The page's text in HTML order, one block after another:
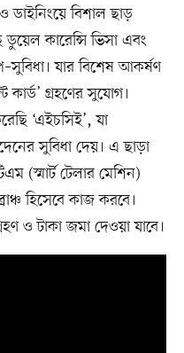
ডাইনিংয়ে বিশাল ছাড়
ডুয়েল কারেন্সি ভিসা এবং
যার বিশেষ আকর্ষণ
কার্ড’ গ্রহণের সুযোগ।
‘এইচসিই’, যা
সুবিধা দেয়। এ ছাড়া
(স্মার্ট টেলার মেশিন)
হিসেবে কাজ করবে।
ও টাকা জমা দেওয়া যাবে।